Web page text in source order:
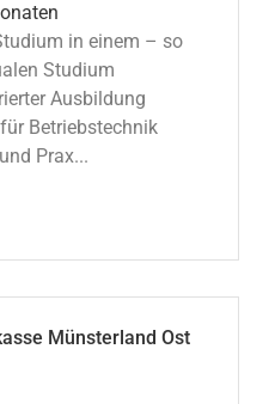
in einem – so
Studium
Ausbildung
Betriebstechnik
Prax...
Münsterland Ost